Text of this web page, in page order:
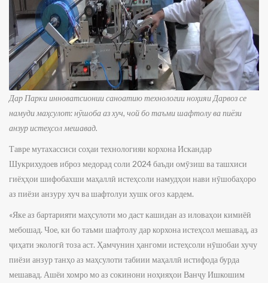
Дар Парки инноватсионии саноатию технологии ноҳияи Дарвоз се
намуди маҳсулот: нӯшоба аз хуч, чой бо таъми шафтолу ва пиёзи
анзур истеҳсол мешавад.
Тавре мутахассиси соҳаи технологияи корхона Искандар
Шукрихудоев иброз медорад соли 2024 баъди омӯзиш ва ташхиси
гиёҳҳои шифобахши маҳаллӣ истеҳсоли намудҳои нави нӯшобаҳоро
аз пиёзи анзуру хуч ва шафтолуи хушк оғоз кардем.
«Яке аз бартарияти маҳсулоти мо даст кашидан аз иловаҳои кимиёӣ
мебошад. Чое, ки бо таъми шафтолу дар корхона истеҳсол мешавад, аз
ҷиҳати экологӣ тоза аст. Ҳамчунин ҳангоми истеҳсоли нӯшобаи хучу
пиёзи анзур танҳо аз маҳсулоти табиии маҳаллӣ истифода бурда
мешавад. Ашёи хомро мо аз сокинони ноҳияҳои Ванҷу Ишкошим